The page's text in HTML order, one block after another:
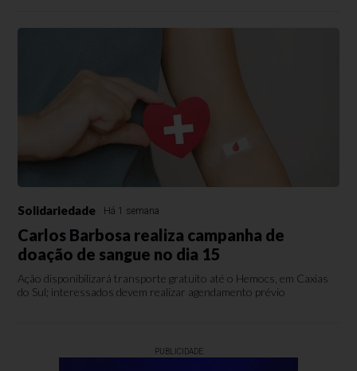
Solidariedade Há 1 semana
Carlos Barbosa realiza campanha de
doação de sangue no dia 15
Ação disponibilizará transporte gratuito até o Hemocs, em Caxias
do Sul; interessados devem realizar agendamento prévio
PUBLICIDADE